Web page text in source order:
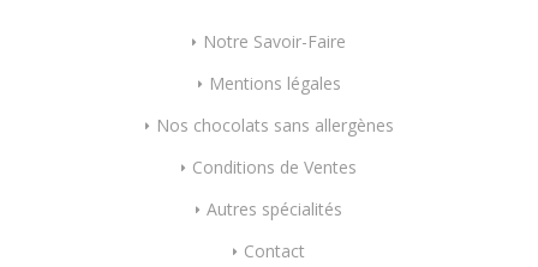
Notre Savoir-Faire
Mentions légales
Nos chocolats sans allergènes
Conditions de Ventes
Autres spécialités
Contact